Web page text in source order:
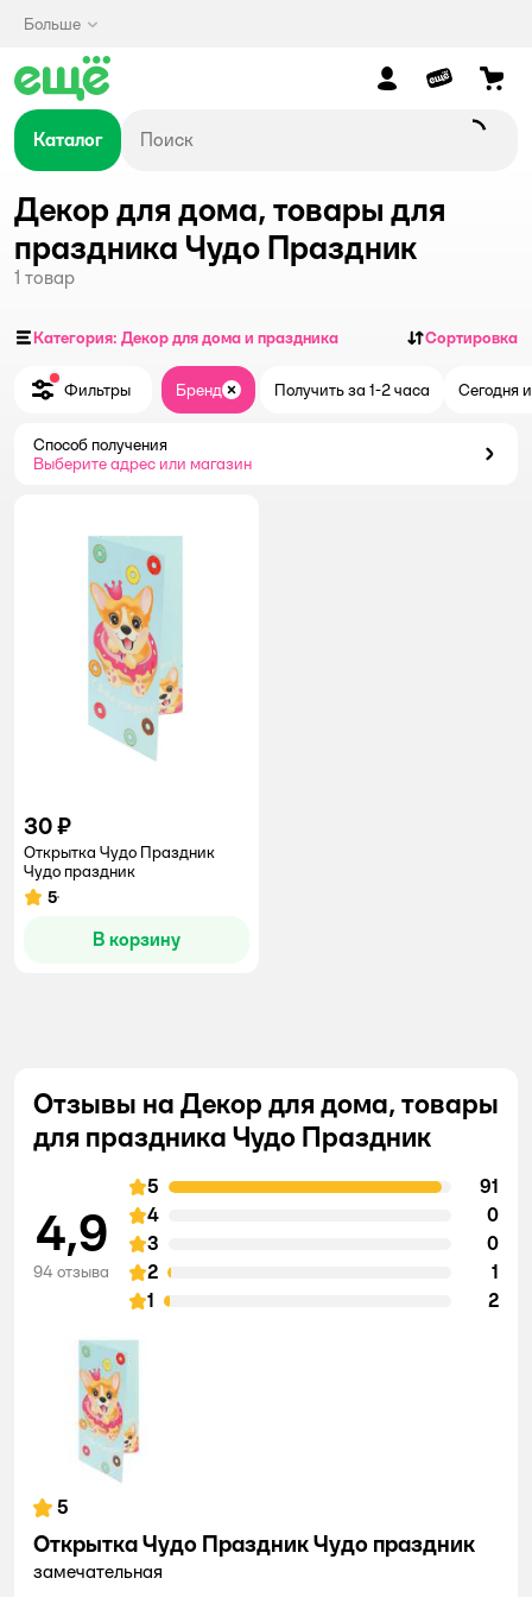
Больше
Каталог
Декор для дома, товары для
праздника Чудо Праздник
1 товар
Категория: Декор для дома и праздника Сортировка
Фильтры Бренд ЗакрытьПолучить за 1-2 часа Сегодня
Способ получения
Выберите адрес или магазин
30 ₽
Открытка Чудо Праздник
Чудо праздник
Рейтинг:
5
В корзину
Отзывы на Декор для дома, товары
для праздника Чудо Праздник
4,9
94 отзыва
5
91
4
0
3
0
2
1
1
2
5
Открытка Чудо Праздник Чудо праздник
замечательная